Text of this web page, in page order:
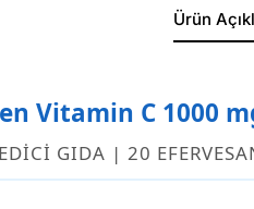
Ürün
Vitamin C 1000
GIDA | 20